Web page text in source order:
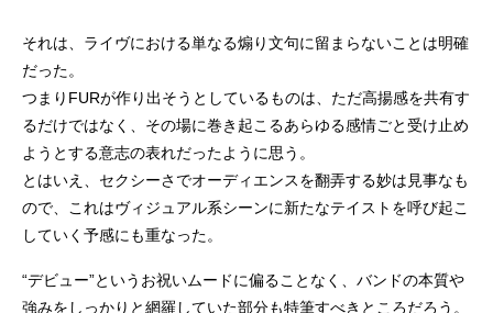
それは、ライヴにおける単なる煽り文句に留まらないことは明確
だった。
つまりFURが作り出そうとしているものは、ただ高揚感を共有す
るだけではなく、その場に巻き起こるあらゆる感情ごと受け止め
ようとする意志の表れだったように思う。
とはいえ、セクシーさでオーディエンスを翻弄する妙は見事なも
ので、これはヴィジュアル系シーンに新たなテイストを呼び起こ
していく予感にも重なった。
“デビュー”というお祝いムードに偏ることなく、バンドの本質や
強みをしっかりと網羅していた部分も特筆すべきところだろう。